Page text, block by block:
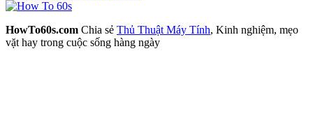
HowTo60s.com Chia sẻ Thủ Thuật Máy Tính, Kinh nghiệm, mẹo
vặt hay trong cuộc sống hàng ngày